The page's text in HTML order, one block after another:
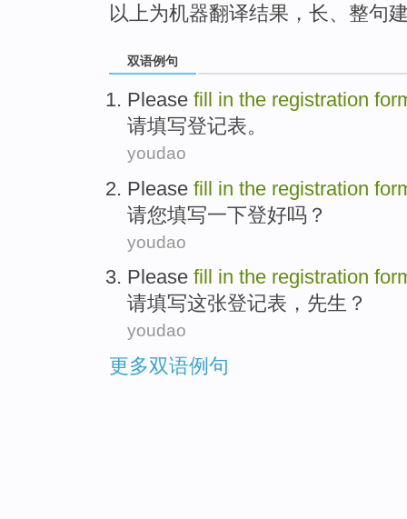
以上为机器翻译结果，长、整句
双语例句
Please fill in the registration
请填写登记表。
youdao
Please fill in the registration
请您填写一下登好吗？
youdao
Please fill in the registration
请填写这张登记表 ， 先生 ？
youdao
更多双语例句